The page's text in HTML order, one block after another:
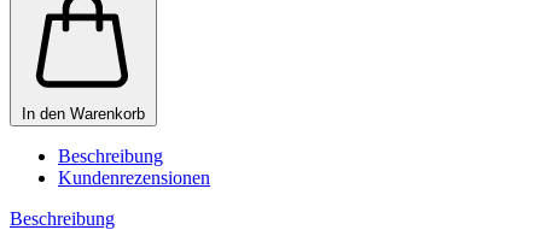
In den Warenkorb
Beschreibung
Kundenrezensionen
Beschreibung